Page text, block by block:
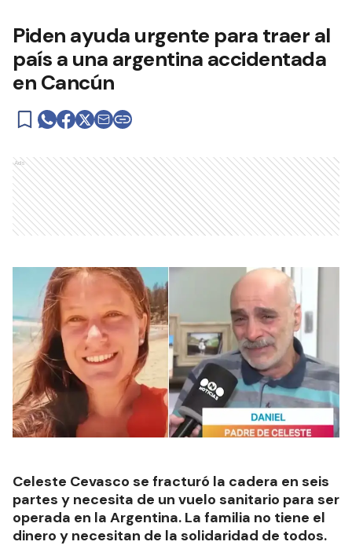
Piden ayuda urgente para traer al
país a una argentina accidentada
en Cancún
Ads
Celeste Cevasco se fracturó la cadera en seis
partes y necesita de un vuelo sanitario para ser
operada en la Argentina. La familia no tiene el
dinero y necesitan de la solidaridad de todos.